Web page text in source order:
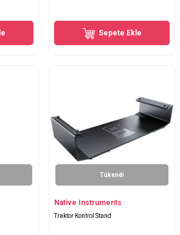
Sepete Ekle
Tükendi
Native Instruments
Traktor Kontrol Stand